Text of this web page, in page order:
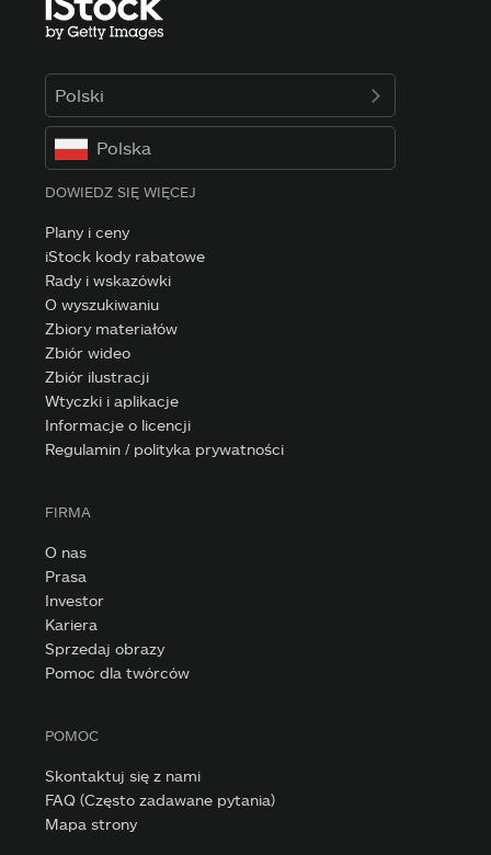
Polski
Polska
DOWIEDZ SIĘ WIĘCEJ
Plany i ceny
iStock kody rabatowe
Rady i wskazówki
O wyszukiwaniu
Zbiory materiałów
Zbiór wideo
Zbiór ilustracji
Wtyczki i aplikacje
Informacje o licencji
Regulamin / polityka prywatności
FIRMA
O nas
Prasa
Investor
Kariera
Sprzedaj obrazy
Pomoc dla twórców
POMOC
Skontaktuj się z nami
FAQ (Często zadawane pytania)
Mapa strony